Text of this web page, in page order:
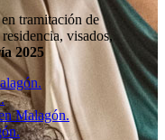
tramitación de
visados,
2025
Malagón.